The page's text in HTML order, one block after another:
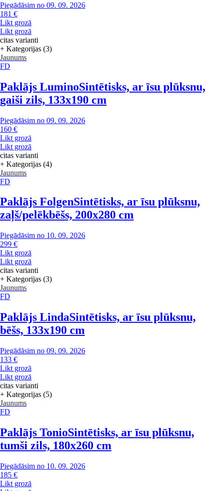
Piegādāsim no 09. 09. 2026
181 €
Likt grozā
Likt grozā
citas varianti
+ Kategorijas (3)
Jaunums
FD
Paklājs LuminoSintētisks, ar īsu plūksnu,
gaiši zils, 133x190 cm
Piegādāsim no 09. 09. 2026
160 €
Likt grozā
Likt grozā
citas varianti
+ Kategorijas (4)
Jaunums
FD
Paklājs FolgenSintētisks, ar īsu plūksnu,
zaļš/pelēkbēšs, 200x280 cm
Piegādāsim no 10. 09. 2026
299 €
Likt grozā
Likt grozā
citas varianti
+ Kategorijas (3)
Jaunums
FD
Paklājs LindaSintētisks, ar īsu plūksnu,
bēšs, 133x190 cm
Piegādāsim no 09. 09. 2026
133 €
Likt grozā
Likt grozā
citas varianti
+ Kategorijas (5)
Jaunums
FD
Paklājs TonioSintētisks, ar īsu plūksnu,
tumši zils, 180x260 cm
Piegādāsim no 10. 09. 2026
185 €
Likt grozā